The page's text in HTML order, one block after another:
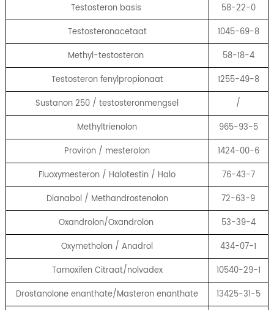
Testosteron basis
58-22-0
Testosteronacetaat
1045-69-8
Methyl-testosteron
58-18-4
Testosteron fenylpropionaat
1255-49-8
Sustanon 250 / testosteronmengsel
/
Methyltrienolon
965-93-5
Proviron / mesterolon
1424-00-6
Fluoxymesteron / Halotestin / Halo
76-43-7
Dianabol / Methandrostenolon
72-63-9
Oxandrolon/Oxandrolon
53-39-4
Oxymetholon / Anadrol
434-07-1
Tamoxifen Citraat/nolvadex
10540-29-1
Drostanolone enanthate/Masteron enanthate
13425-31-5